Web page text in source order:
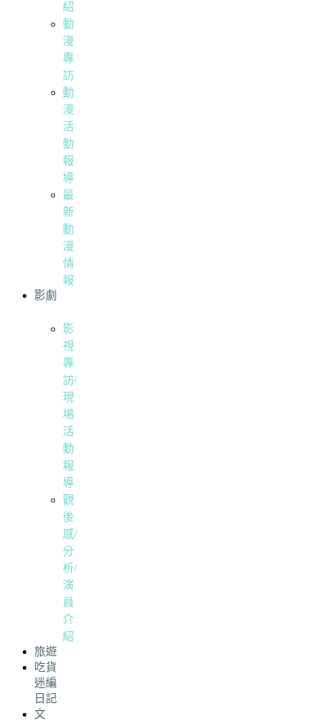
紹
動
漫
專
訪
動
漫
活
動
報
導
最
新
動
漫
情
報
影劇
影
視
專
訪/
現
場
活
動
報
導
觀
後
感/
分
析/
演
員
介
紹
旅遊
吃貨
迷編
日記
文